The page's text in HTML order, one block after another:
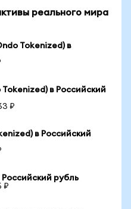
реального мира
Tokenized) в
в Российский
₽
в Российский
рубль
₽